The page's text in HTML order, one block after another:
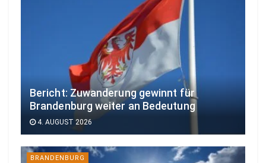
Bericht: Zuwanderung gewinnt für
Brandenburg weiter an Bedeutung
4. AUGUST 2026
BRANDENBURG